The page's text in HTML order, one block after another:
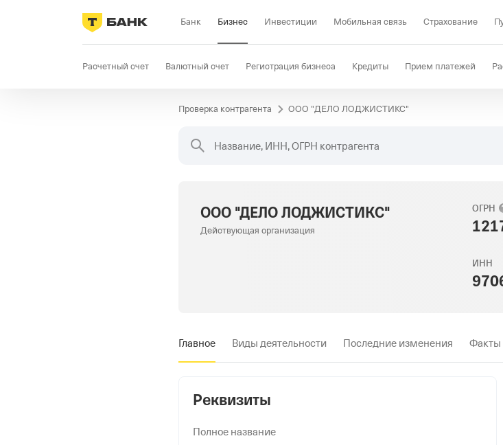
Банк Бизнес Инвестиции Мобильная связь Страхование
Расчетный счет Валютный счет Регистрация бизнеса Кредиты Прием платежей
Продажи Селлер Госзакупки Депозиты КЭДО
Проверка контрагента ООО "ДЕЛО ЛОДЖИСТИКС"
Название, ИНН, ОГРН контрагента
ООО "ДЕЛО ЛОДЖИСТИКС"
Действующая организация
ОГРН
ИНН
Главное Виды деятельности Последние изменения Факты
Реквизиты
Полное название